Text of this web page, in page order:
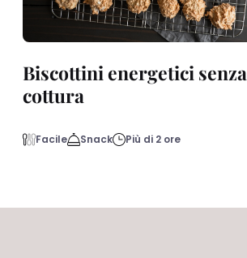
Biscottini energetici senza
cottura
Facile Snack Più di 2 ore